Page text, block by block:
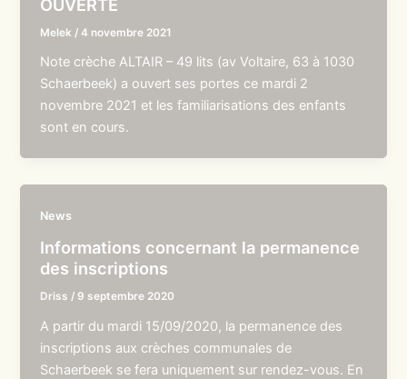
OUVERTE
Melek /4 novembre 2021
Note crèche ALTAIR – 49 lits (av Voltaire, 63 à 1030
Schaerbeek) a ouvert ses portes ce mardi 2
novembre 2021 et les familiarisations des enfants
sont en cours.
News
Informations concernant la permanence
des inscriptions
Driss / 9 septembre 2020
A partir du mardi 15/09/2020, la permanence des
inscriptions aux crèches communales de
Schaerbeek se fera uniquement sur rendez-vous. En